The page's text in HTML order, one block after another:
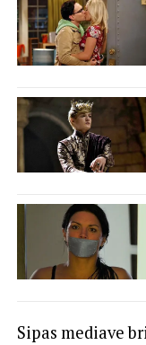
Sipas mediave